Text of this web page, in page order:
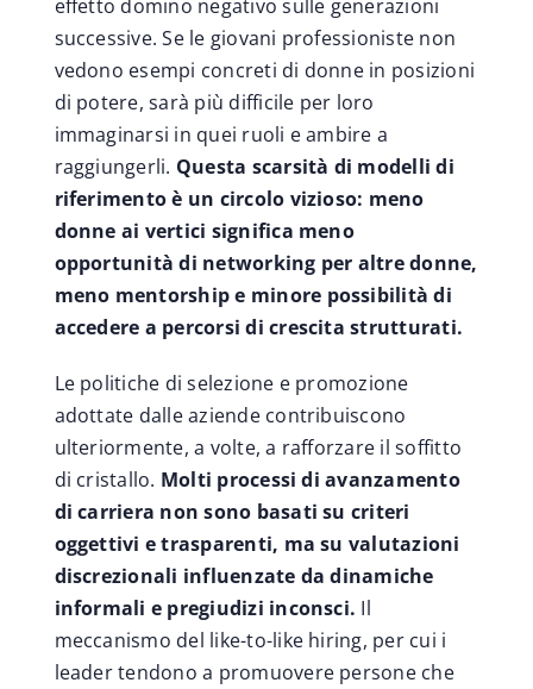
effetto domino negativo sulle generazioni
successive. Se le giovani professioniste non
vedono esempi concreti di donne in posizioni
di potere, sarà più difficile per loro
immaginarsi in quei ruoli e ambire a
raggiungerli. Questa scarsità di modelli di
riferimento è un circolo vizioso: meno
donne ai vertici significa meno
opportunità di networking per altre donne,
meno mentorship e minore possibilità di
accedere a percorsi di crescita strutturati.
Le politiche di selezione e promozione
adottate dalle aziende contribuiscono
ulteriormente, a volte, a rafforzare il soffitto
di cristallo. Molti processi di avanzamento
di carriera non sono basati su criteri
oggettivi e trasparenti, ma su valutazioni
discrezionali influenzate da dinamiche
informali e pregiudizi inconsci. Il
meccanismo del like-to-like hiring, per cui i
leader tendono a promuovere persone che